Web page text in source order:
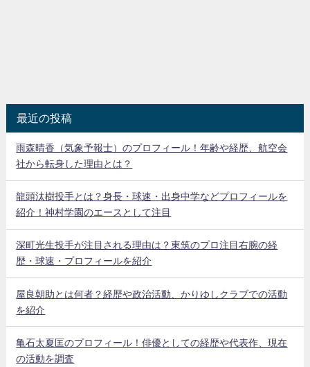
最近の投稿
雨森晴香（気象予報士）のプロフィール！年齢や経歴、航空会
社から転身した理由とは？
龍頭汰樹投手とは？身長・球速・出身中学などプロフィールを
紹介！神村学園のエースとして注目
深町光生投手が注目される理由は？東筑のプロ注目右腕の経
歴・球速・プロフィールを紹介
屋良朝助とは何者？経歴や政治活動、かりゆしクラブでの活動
を紹介
亀石太夏匡のプロフィール！俳優としての経歴や代表作、現在
の活動を調査